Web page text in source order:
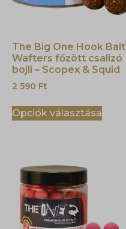
The Big One Hook Bait
Wafters főzött csalizó
bojli – Scopex & Squid
2 590 Ft
Opciók választása